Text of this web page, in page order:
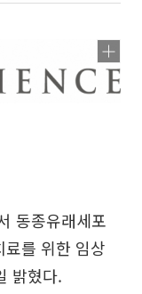
동종유래세포
를 위한 임상
밝혔다.